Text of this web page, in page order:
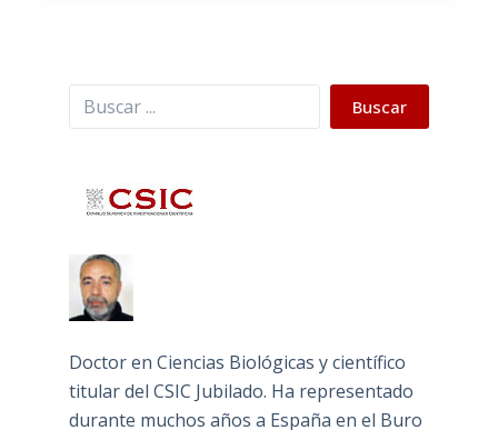
Buscar Buscar
Doctor en Ciencias Biológicas y científico
titular del CSIC Jubilado. Ha representado
durante muchos años a España en el Buro